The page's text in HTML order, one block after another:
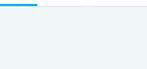
welche Vorteile bietet das Leben in